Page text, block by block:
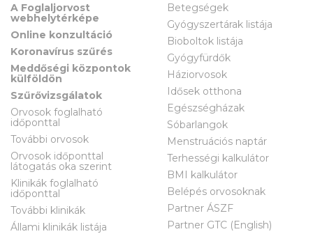
A Foglaljorvost
webhelytérképe
Online konzultáció
Koronavírus szűrés
Meddőségi központok
külföldön
Szűrővizsgálatok
Orvosok foglalható
időponttal
További orvosok
Orvosok időponttal
látogatás oka szerint
Klinikák foglalható
időponttal
További klinikák
Állami klinikák listája
Betegségek
Gyógyszertárak listája
Bioboltok listája
Gyógyfürdők
Háziorvosok
Idősek otthona
Egészségházak
Sóbarlangok
Menstruációs naptár
Terhességi kalkulátor
BMI kalkulátor
Belépés orvosoknak
Partner ÁSZF
Partner GTC (English)